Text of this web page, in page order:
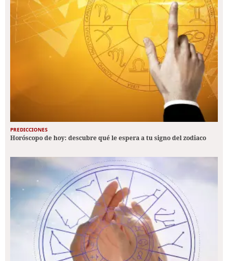
PREDICCIONES
Horóscopo de hoy: descubre qué le espera a tu signo del zodiaco